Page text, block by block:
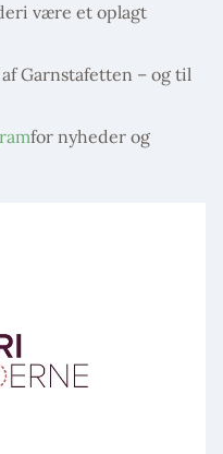
være et oplagt
Garnstafetten – og til
for nyheder og